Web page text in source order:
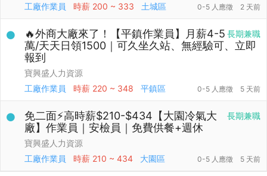
工廠作業員
時薪 200 ~ 333 土城區 0-5 人應徵 2 天前
長期兼職
🔥外商大廠來了！【平鎮作業員】月薪4-5
萬/天天日領1500｜可久坐久站、無經驗可、立即
報到
寶興盛人力資源
工廠作業員
時薪 220 ~ 348 平鎮區 0-5 人應徵 5 天前
長期兼職
免二面⚡高時薪$210-$434【大園冷氣大
廠】作業員｜安檢員｜免費供餐+週休
寶興盛人力資源
工廠作業員
時薪 210 ~ 434 大園區 0-5 人應徵 5 天前